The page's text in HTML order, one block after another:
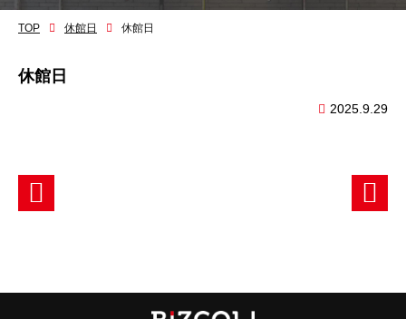
TOP 休館日 休館日
休館日
2025.9.29